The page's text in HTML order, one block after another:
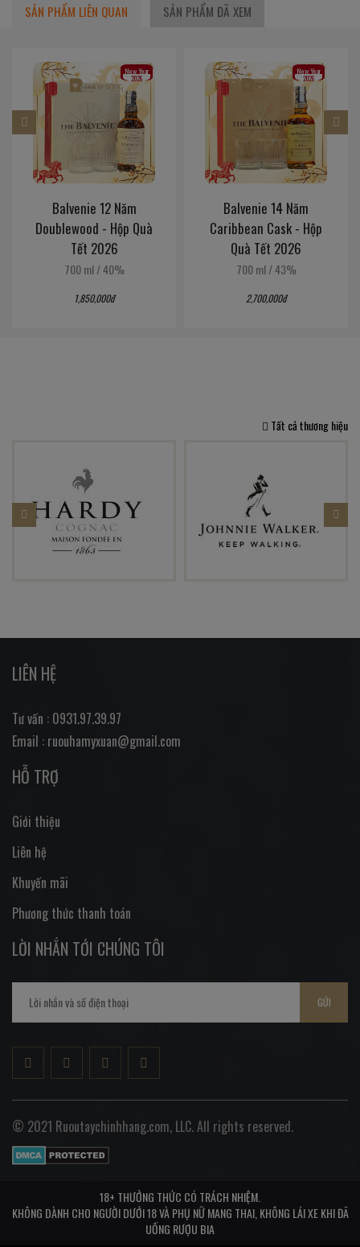
SẢN PHẨM LIÊN QUAN SẢN PHẨM ĐÃ XEM
New Year
2026
Balvenie 12 Năm
Doublewood - Hộp Quà
Tết 2026
700 ml /40%
1,850,000đ
New Year
2026
Balvenie 14 Năm
Caribbean Cask - Hộp
Quà Tết 2026
700 ml /43%
2,700,000đ
Tất cả thương hiệu
LIÊN HỆ
Tư vấn : 0931.97.39.97
Email : ruouhamyxuan@gmail.com
HỖ TRỢ
Giới thiệu
Liên hệ
Khuyến mãi
Phương thức thanh toán
LỜI NHẮN TỚI CHÚNG TÔI
GỬI
© 2021 Ruoutaychinhhang.com, LLC. All rights reserved.
18+ THƯỞNG THỨC CÓ TRÁCH NHIỆM.
KHÔNG DÀNH CHO NGƯỜI DƯỚI 18 VÀ PHỤ NỮ MANG THAI, KHÔNG LÁI XE KHI ĐÃ
UỐNG RƯỢU BIA